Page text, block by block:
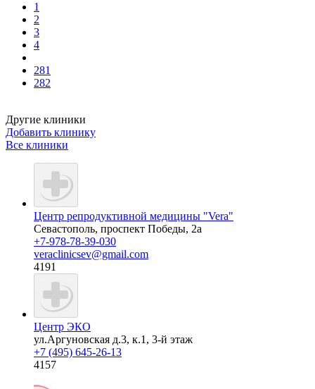
1
2
3
4
281
282
Другие клиники
Добавить клинику
Все клиники
Центр репродуктивной медицины "Vera"
Севастополь, проспект Победы, 2а
+7-978-78-39-030
veraclinicsev@gmail.com
4191
Центр ЭКО
ул.Аргуновская д.3, к.1, 3-й этаж
+7 (495) 645-26-13
4157